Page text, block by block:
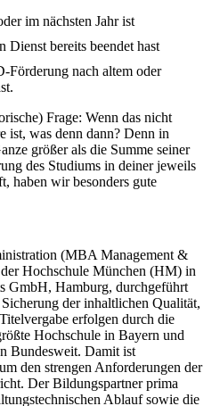
im nächsten Jahr ist
Dienst bereits beendet hast
Förderung nach altem oder
Frage: Wenn das nicht
ist, was denn dann? Denn in
größer als die Summe seiner
des Studiums in deiner jeweils
haben wir besonders gute
(MBA Management &
Hochschule München (HM) in
GmbH, Hamburg, durchgeführt
der inhaltlichen Qualität,
erfolgen durch die
Hochschule in Bayern und
Bundesweit. Damit ist
den strengen Anforderungen der
Der Bildungspartner prima
Ablauf sowie die